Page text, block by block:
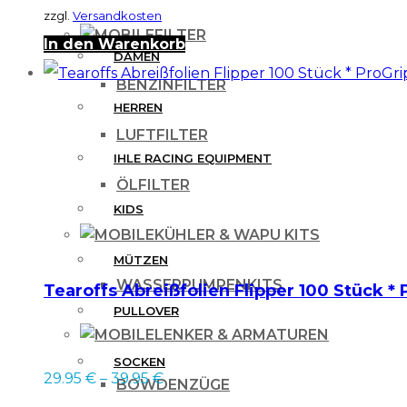
FILTER
BENZINFILTER
LUFTFILTER
ÖLFILTER
KÜHLER & WAPU KITS
WASSERPUMPENKITS
LENKER & ARMATUREN
BOWDENZÜGE
DAMEN
HERREN
IHLE RACING EQUIPMENT
KIDS
MÜTZEN
PULLOVER
SOCKEN
zzgl. Versandkosten
In den Warenkorb
Tearoffs Abreißfolien Flipper 100 Stück
29.95 € – 39.95€